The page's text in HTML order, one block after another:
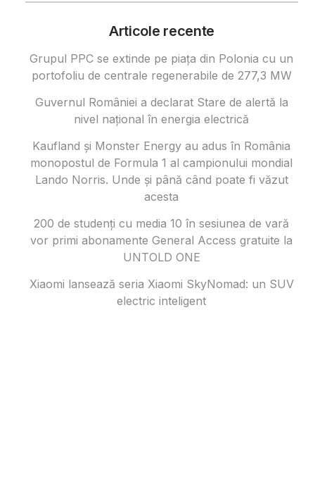
Articole recente
Grupul PPC se extinde pe piața din Polonia cu un
portofoliu de centrale regenerabile de 277,3 MW
Guvernul României a declarat Stare de alertă la
nivel național în energia electrică
Kaufland și Monster Energy au adus în România
monopostul de Formula 1 al campionului mondial
Lando Norris. Unde și până când poate fi văzut
acesta
200 de studenți cu media 10 în sesiunea de vară
vor primi abonamente General Access gratuite la
UNTOLD ONE
Xiaomi lansează seria Xiaomi SkyNomad: un SUV
electric inteligent